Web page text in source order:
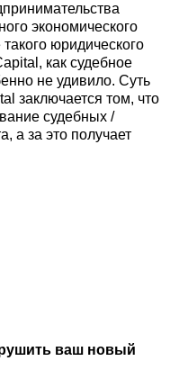
экономического
юридического
как судебное
не удивило. Суть
заключается том, что
судебных /
а за это получает
ваш новый